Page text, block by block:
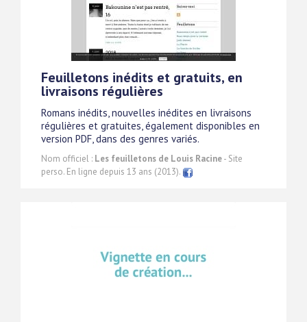
Feuilletons inédits et gratuits, en
livraisons régulières
Romans inédits, nouvelles inédites en livraisons
régulières et gratuites, également disponibles en
version PDF, dans des genres variés.
Nom officiel : Les feuilletons de Louis Racine- Site
perso. En ligne depuis 13 ans (2013).